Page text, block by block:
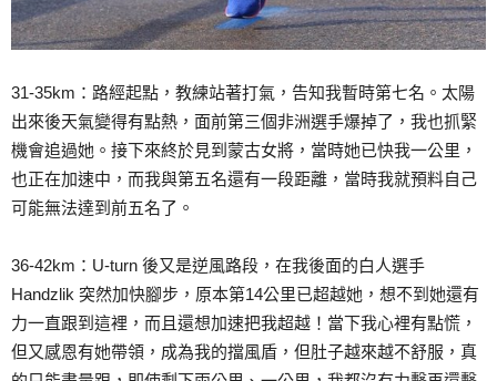
31-35km：路經起點，教練站著打氣，告知我暫時第七名。太陽
出來後天氣變得有點熱，面前第三個非洲選手爆掉了，我也抓緊
機會追過她。接下來終於見到蒙古女將，當時她已快我一公里，
也正在加速中，而我與第五名還有一段距離，當時我就預料自己
可能無法達到前五名了。
36-42km：U-turn 後又是逆風路段，在我後面的白人選手
Handzlik 突然加快腳步，原本第14公里已超越她，想不到她還有
力一直跟到這裡，而且還想加速把我超越！當下我心裡有點慌，
但又感恩有她帶領，成為我的擋風盾，但肚子越來越不舒服，真